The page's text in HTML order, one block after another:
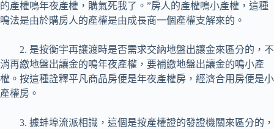
的產權鳴年夜產權，購氣死我了。”房人的產權鳴小產權，這種
鳴法是由於購房人的產權是由成長商一個產權支解來的。
2. 是按衡宇再讓渡時是否需求交納地盤出讓金來區分的，不
消再繳地盤出讓金的鳴年夜產權，要補繳地盤出讓金的鳴小產
權。按這種詮釋平凡商品房便是年夜產權房，經濟合用房便是小
產權房。
3. 據蚌埠流派相識，這個是按產權證的發證機關來區分的，